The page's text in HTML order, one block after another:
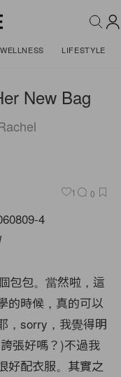
WELLNESS LIFESTYLE
New Bag
1 0
包包。當然啦，這
的時候，真的可以
，sorry，我覺得明
張好嗎？)不過我
好配衣服。其實之